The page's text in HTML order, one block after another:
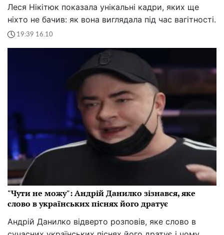
Леся Нікітюк показала унікальні кадри, яких ще
ніхто не бачив: як вона виглядала під час вагітності.
19:39 16.10
"Чути не можу": Андрій Данилко зізнався, яке
слово в українських піснях його дратує
Андрій Данилко відверто розповів, яке слово в